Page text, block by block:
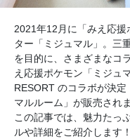
2021年12月に「みえ応援
ター「ミジュマル」。三
を目的に、さまざまなコ
え応援ポケモン「ミジュ
RESORT のコラボが決
マルルーム」が販売されま
この記事では、魅力たっ
ルや詳細をご紹介します！